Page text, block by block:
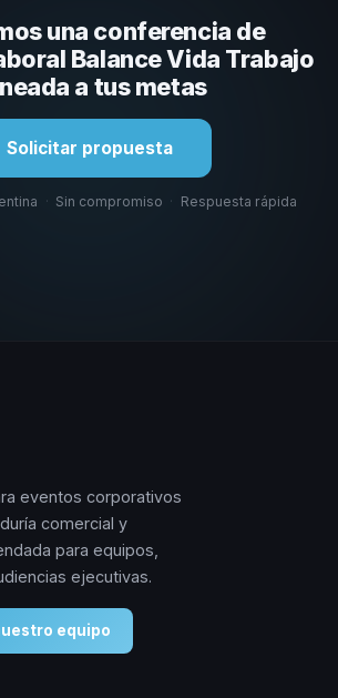
CHM Argentina te ayudamos a hacer
una conferencia de
Balance Vida Trabajo
a tus metas
Solicitar propuesta
· Sin compromiso · Respuesta rápida
eventos corporativos
comercial y
para equipos,
ejecutivas.
equipo